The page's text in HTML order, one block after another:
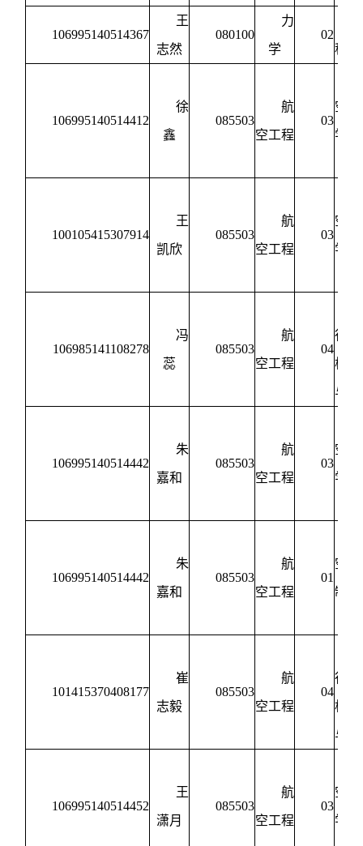
106995140514367
王
志然
080100
力
学
02
程
106995140514412
徐
鑫
085503
航
空工程
03
空
学
100105415307914
王
凯欣
085503
航
空工程
03
空
学
106985141108278
冯
蕊
085503
航
空工程
04
行
构
与
106995140514442
朱
嘉和
085503
航
空工程
03
空
学
106995140514442
朱
嘉和
085503
航
空工程
01
空
制
101415370408177
崔
志毅
085503
航
空工程
04
行
构
与
106995140514452
王
潇月
085503
航
空工程
03
空
学